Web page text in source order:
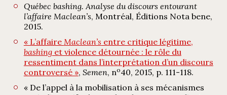
Québec bashing. Analyse du discours entourant
l’affaire Maclean’s, Montréal, Éditions Nota bene,
2015.
« L’affaire Maclean’s entre critique légitime,
bashinget violence détournée : le rôle du
ressentiment dans l’interprétation d’un discours
controversé », Semen, no40, 2015, p. 111-118.
« De l’appel à la mobilisation à ses mécanismes